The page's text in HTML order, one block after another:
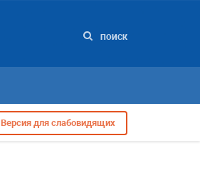
ПОИСК
Версия для слабовидящих